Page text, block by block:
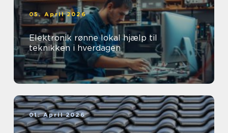
05. April 2026
Elektronik rønne lokal hjælp til
teknikken i hverdagen
01. April 2026